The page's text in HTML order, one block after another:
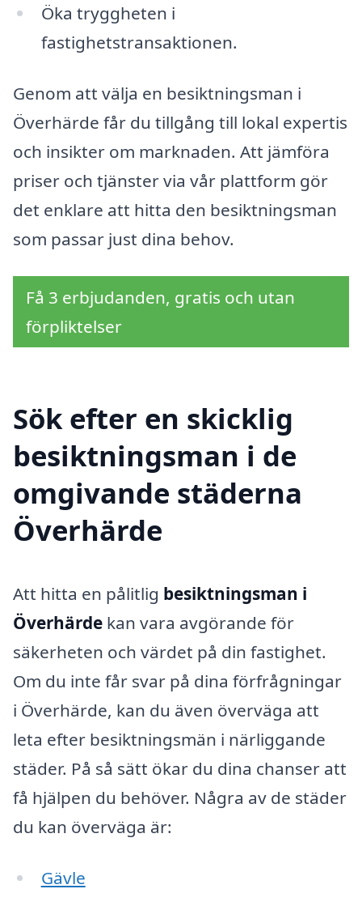
Öka tryggheten i
fastighetstransaktionen.
Genom att välja en besiktningsman i
Överhärde får du tillgång till lokal expertis
och insikter om marknaden. Att jämföra
priser och tjänster via vår plattform gör
det enklare att hitta den besiktningsman
som passar just dina behov.
Få 3 erbjudanden, gratis och utan
förpliktelser
Sök efter en skicklig
besiktningsman i de
omgivande städerna
Överhärde
Att hitta en pålitlig besiktningsman i
Överhärde kan vara avgörande för
säkerheten och värdet på din fastighet.
Om du inte får svar på dina förfrågningar
i Överhärde, kan du även överväga att
leta efter besiktningsmän i närliggande
städer. På så sätt ökar du dina chanser att
få hjälpen du behöver. Några av de städer
du kan överväga är:
Gävle